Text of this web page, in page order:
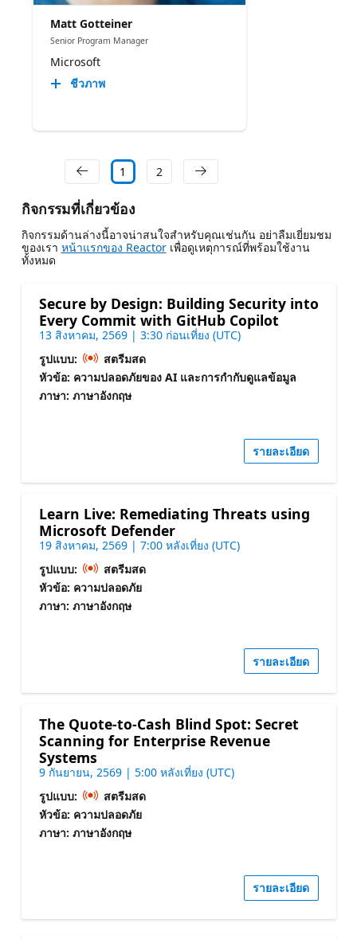
Matt Gotteiner
Senior Program Manager
Microsoft
ชีวภาพ
1 2
กิจกรรมที่เกี่ยวข้อง
กิจกรรมด้านล่างนี้อาจน่าสนใจสําหรับคุณเช่นกัน อย่าลืมเยี่ยมชม
ของเรา หน้าแรกของ Reactorเพื่อดูเหตุการณ์ที่พร้อมใช้งาน
ทั้งหมด
Secure by Design: Building Security into
Every Commit with GitHub Copilot
13 สิงหาคม, 2569 | 3:30 ก่อนเที่ยง (UTC)
รูปแบบ:
สตรีมสด
หัวข้อ: ความปลอดภัยของ AI และการกํากับดูแลข้อมูล
ภาษา: ภาษาอังกฤษ
รายละเอียด
Learn Live: Remediating Threats using
Microsoft Defender
19 สิงหาคม, 2569 | 7:00 หลังเที่ยง (UTC)
รูปแบบ:
สตรีมสด
หัวข้อ: ความปลอดภัย
ภาษา: ภาษาอังกฤษ
รายละเอียด
The Quote-to-Cash Blind Spot: Secret
Scanning for Enterprise Revenue
Systems
9 กันยายน, 2569 | 5:00 หลังเที่ยง (UTC)
รูปแบบ:
สตรีมสด
หัวข้อ: ความปลอดภัย
ภาษา: ภาษาอังกฤษ
รายละเอียด